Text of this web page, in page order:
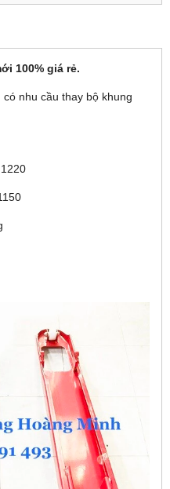
100% giá rẻ.
nhu cầu thay bộ khung